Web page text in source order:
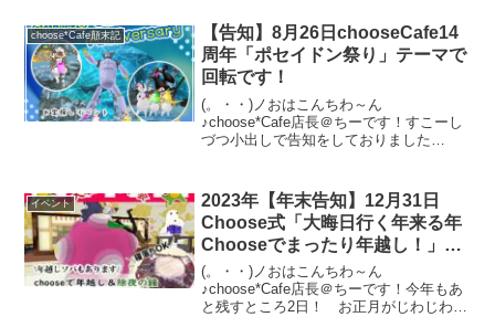
choose*Cafe顛末記
【告知】8月26日chooseCafe14
周年「ポセイドン祭り」テーマで
回転です！
(。・・)ノおはこんちわ～ん
♪choose*Cafe店長＠ちーです！すこーし
づつ小出しで告知をしておりました
なりました！テーマはずばり「ポセイド
ン祭り」お...
イベント
2023年【年末告知】12月31日
Choose式「大晦日行く年来る年
Chooseでまったり年越し！」転
がろうDay
(。・・)ノおはこんちわ～ん
♪choose*Cafe店長＠ちーです！今年もあ
と残すところ2日！ お正月がじわじわと